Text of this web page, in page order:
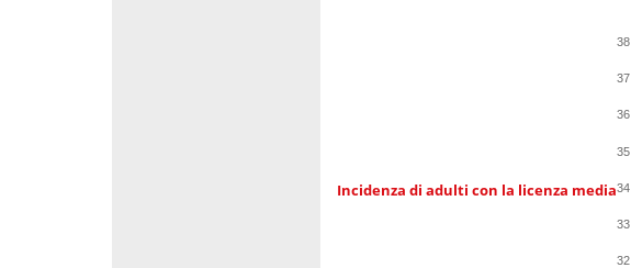
Incidenza di adulti con la licenza media
32
33
34
35
36
37
38